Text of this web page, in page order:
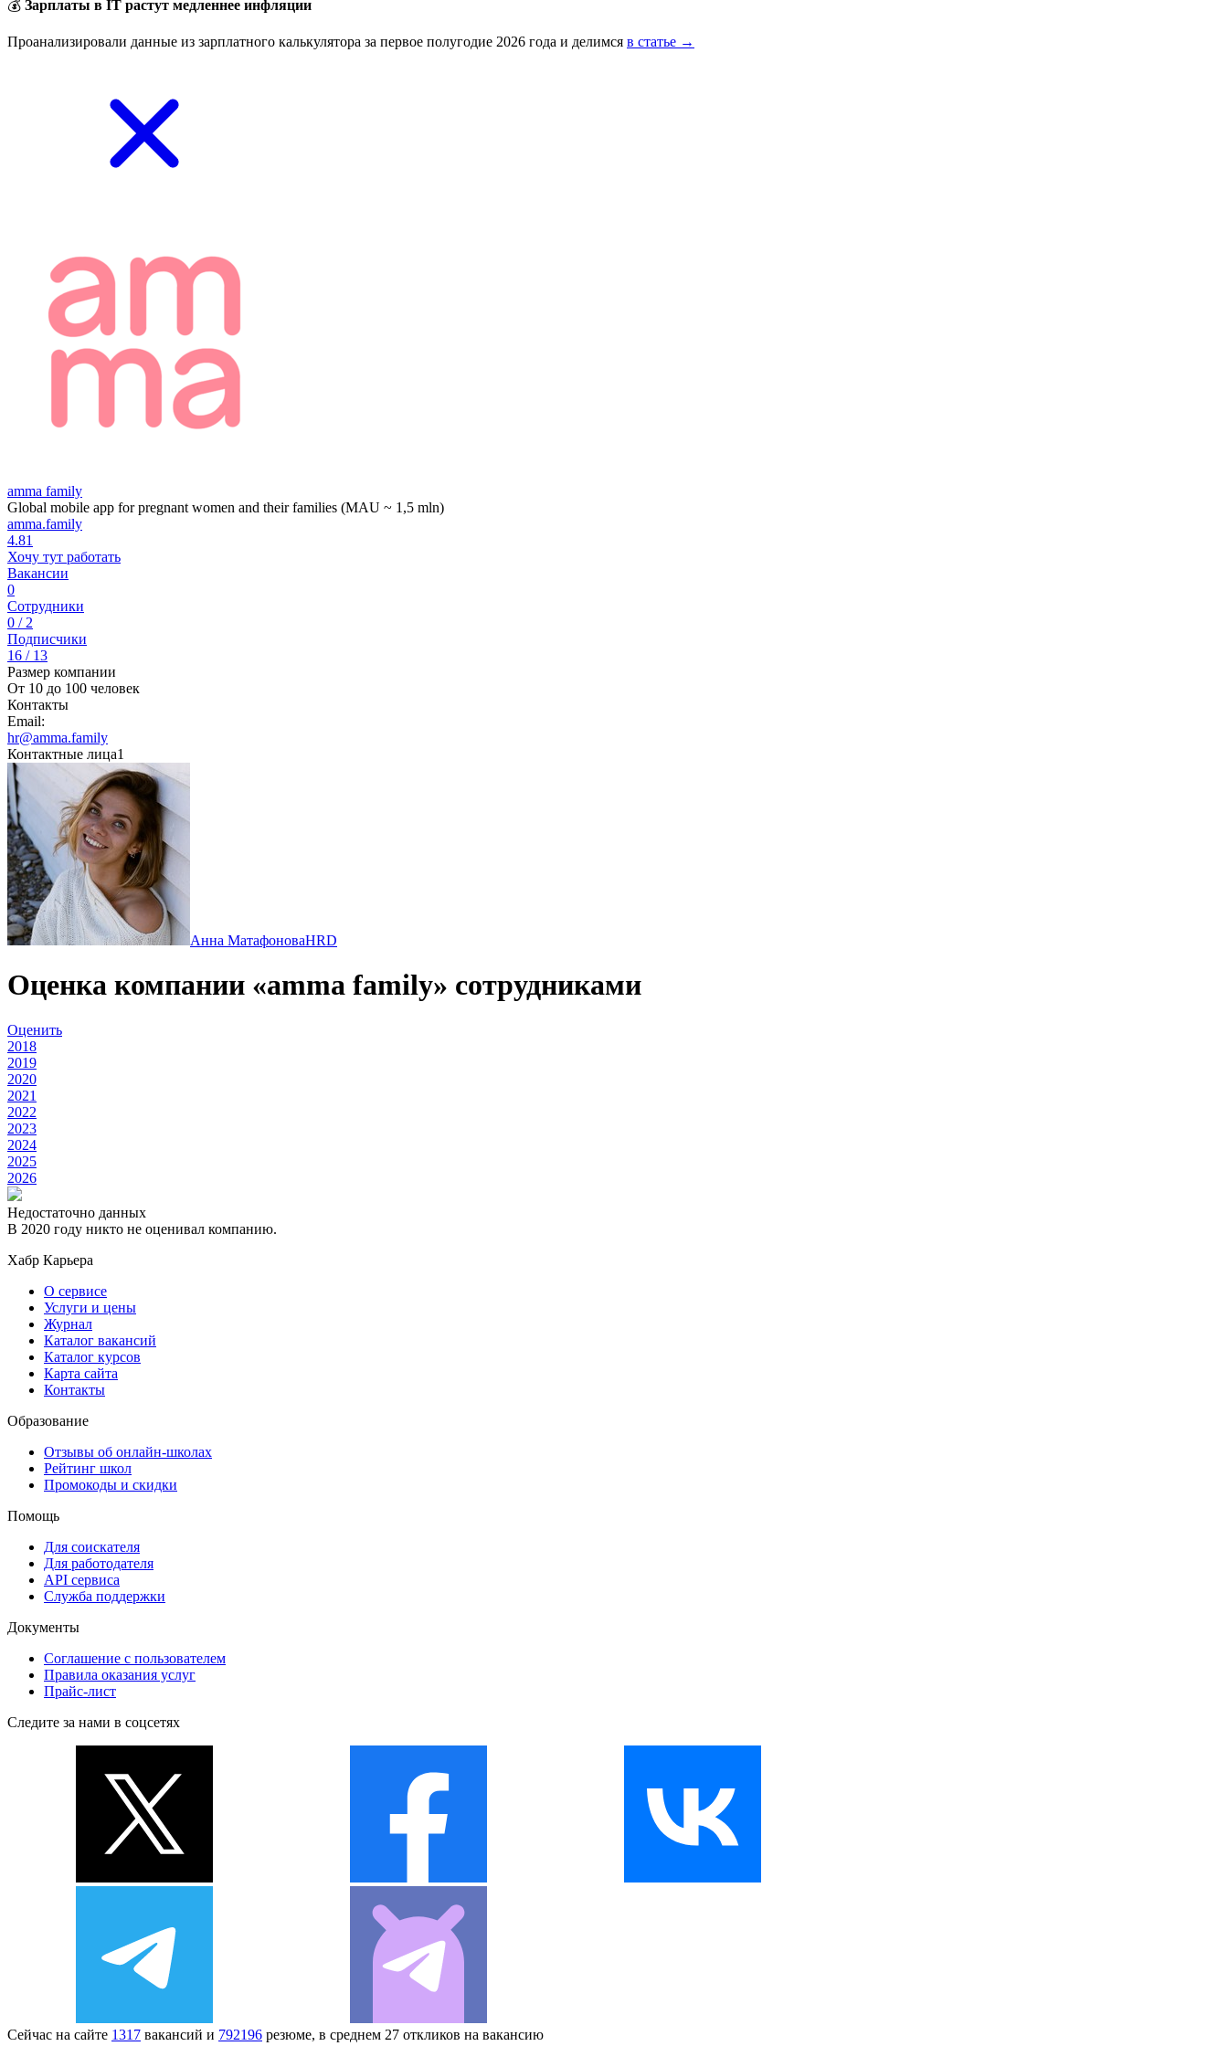
💰 Зарплаты в IT растут медленнее инфляции
Проанализировали данные из зарплатного калькулятора за первое полугодие 2026 года и делимся в статье →
amma family
Global mobile app for pregnant women and their families (MAU ~ 1,5 mln)
amma.family
4.81
Хочу тут работать
Вакансии
0
Сотрудники
0 / 2
Подписчики
16 / 13
Размер компании
От 10 до 100 человек
Контакты
Email:
hr@amma.family
Контактные лица1
Анна МатафоноваHRD
Оценка компании «amma family» сотрудниками
Оценить
2018
2019
2020
2021
2022
2023
2024
2025
2026
Недостаточно данных
В 2020 году никто не оценивал компанию.
Хабр Карьера
О сервисе
Услуги и цены
Журнал
Каталог вакансий
Каталог курсов
Карта сайта
Контакты
Образование
Отзывы об онлайн-школах
Рейтинг школ
Промокоды и скидки
Помощь
Для соискателя
Для работодателя
API сервиса
Служба поддержки
Документы
Соглашение с пользователем
Правила оказания услуг
Прайс-лист
Следите за нами в соцсетях
Сейчас на сайте 1317 вакансий и 792196 резюме, в среднем 27 откликов на вакансию